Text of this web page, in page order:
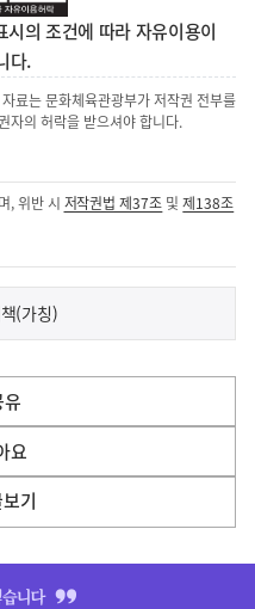
의 조건에 따라 자유이용이
다.
료는 문화체육관광부가 저작권 전부를
자의 허락을 받으셔야 합니다.
, 위반 시 저작권법 제37조 및제138조
(가칭)
요
보기